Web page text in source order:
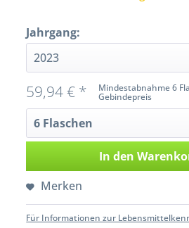
Jahrgang:
Mindestabnahme 6
Gebindepreis
59,94 € *
In den
Merken
Für Informationen zur